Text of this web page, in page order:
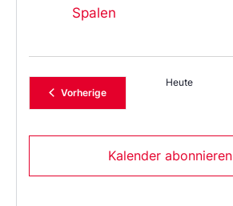
Spalen
VorherigeVeranstaltungen
Heute
Kalender abonnieren